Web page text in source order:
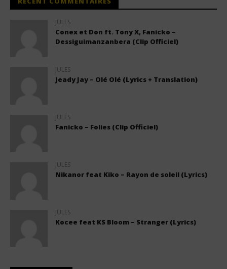
JULES
Conex et Don ft. Tony X, Fanicko –
Dessiguimanzanbera (Clip Officiel)
JULES
Jeady Jay – Olé Olé (Lyrics + Translation)
JULES
Fanicko – Folies (Clip Officiel)
JULES
Nikanor feat Kiko – Rayon de soleil (Lyrics)
JULES
Kocee feat KS Bloom – Stranger (Lyrics)